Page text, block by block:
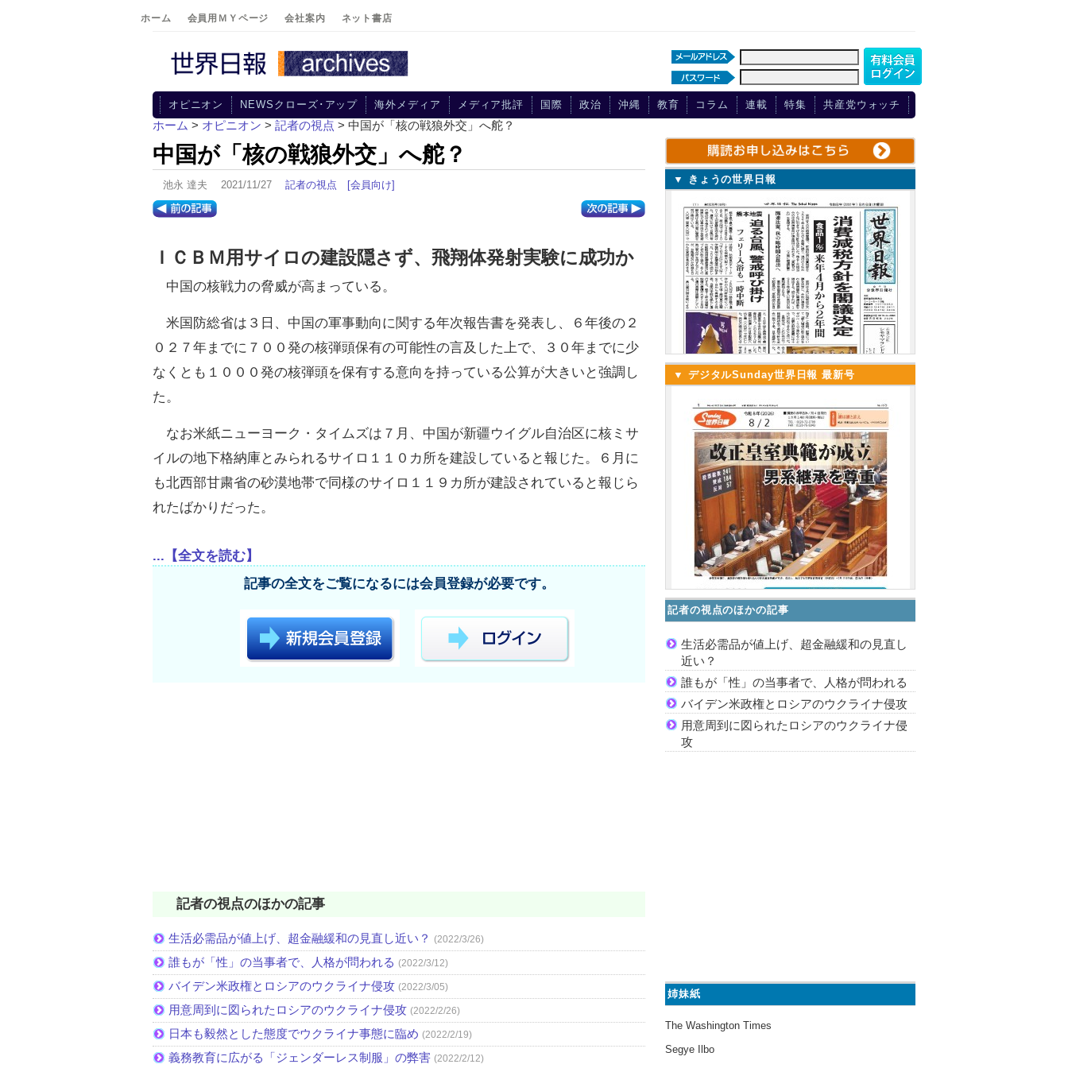
ホーム 会員用ＭＹページ 会社案内 ネット書店
オピニオン NEWSクローズ･アップ 海外メディア メディア批評 国際 政治 沖縄 教育 コラム 連載 特集 共産党ウォッチ
ホーム > オピニオン > 記者の視点 > 中国が「核の戦狼外交」へ舵？
中国が「核の戦狼外交」へ舵？
池永 達夫 2021/11/27 記者の視点 [会員向け]
ＩＣＢＭ用サイロの建設隠さず、飛翔体発射実験に成功か
中国の核戦力の脅威が高まっている。
米国防総省は３日、中国の軍事動向に関する年次報告書を発表し、６年後の２
０２７年までに７００発の核弾頭保有の可能性の言及した上で、３０年までに少
なくとも１０００発の核弾頭を保有する意向を持っている公算が大きいと強調し
た。
なお米紙ニューヨーク・タイムズは７月、中国が新疆ウイグル自治区に核ミサ
イルの地下格納庫とみられるサイロ１１０カ所を建設していると報じた。６月に
も北西部甘粛省の砂漠地帯で同様のサイロ１１９カ所が建設されていると報じら
れたばかりだった。
...【全文を読む】
記事の全文をご覧になるには会員登録が必要です。
記者の視点のほかの記事
生活必需品が値上げ、超金融緩和の見直し近い？ (2022/3/26)
誰もが「性」の当事者で、人格が問われる (2022/3/12)
バイデン米政権とロシアのウクライナ侵攻 (2022/3/05)
用意周到に図られたロシアのウクライナ侵攻 (2022/2/26)
日本も毅然とした態度でウクライナ事態に臨め (2022/2/19)
義務教育に広がる「ジェンダーレス制服」の弊害 (2022/2/12)
▼ きょうの世界日報
▼ デジタルSunday世界日報 最新号
記者の視点のほかの記事
生活必需品が値上げ、超金融緩和の見直し
近い？
誰もが「性」の当事者で、人格が問われる
バイデン米政権とロシアのウクライナ侵攻
用意周到に図られたロシアのウクライナ侵
攻
姉妹紙
The Washington Times
Segye Ilbo